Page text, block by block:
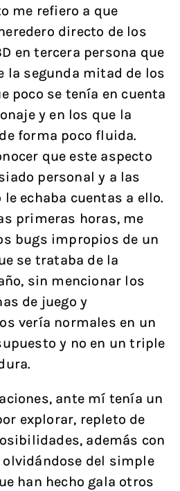
me refiero a que
directo de los
en tercera persona que
la segunda mitad de los
poco se tenía en cuenta
y en los que la
forma poco fluida.
que este aspecto
personal y a las
echaba cuentas a ello.
primeras horas, me
bugs impropios de un
se trataba de la
sin mencionar los
de juego y
vería normales en un
y no en un triple
ante mí tenía un
explorar, repleto de
además con
del simple
han hecho gala otros